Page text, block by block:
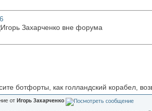
ботфорты, как голландский корабел,
от Игорь Захарченко